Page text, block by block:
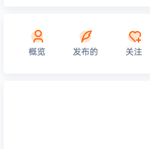
概览 发布的 关注